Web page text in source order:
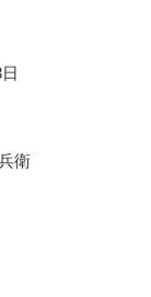
衛